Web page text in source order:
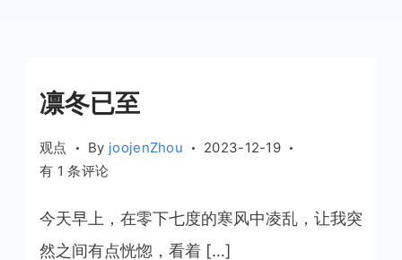
凛冬已至
观点 By joojenZhou
2023-12-19
凛
已
至
有 1 条评论
今天早上，在零下七度的寒风中凌乱，让我突
然之间有点恍惚，看着 […]